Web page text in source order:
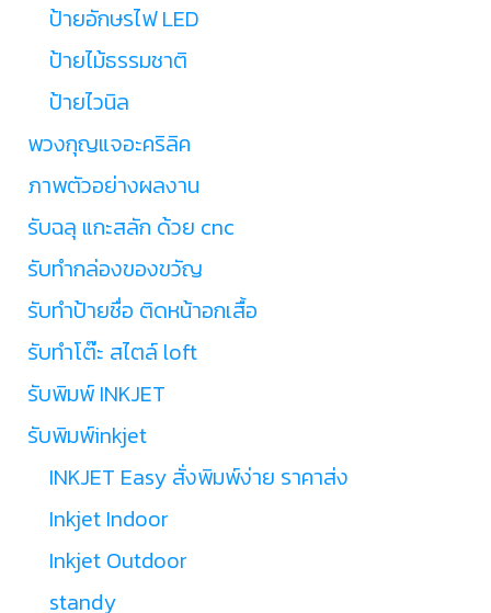
ป้ายอักษรไฟ LED
ป้ายไม้ธรรมชาติ
ป้ายไวนิล
พวงกุญแจอะคริลิค
ภาพตัวอย่างผลงาน
รับฉลุ แกะสลัก ด้วย cnc
รับทำกล่องของขวัญ
รับทำป้ายชื่อ ติดหน้าอกเสื้อ
รับทำโต๊ะ สไตล์ loft
รับพิมพ์ INKJET
รับพิมพ์inkjet
INKJET Easy สั่งพิมพ์ง่าย ราคาส่ง
Inkjet Indoor
Inkjet Outdoor
standy